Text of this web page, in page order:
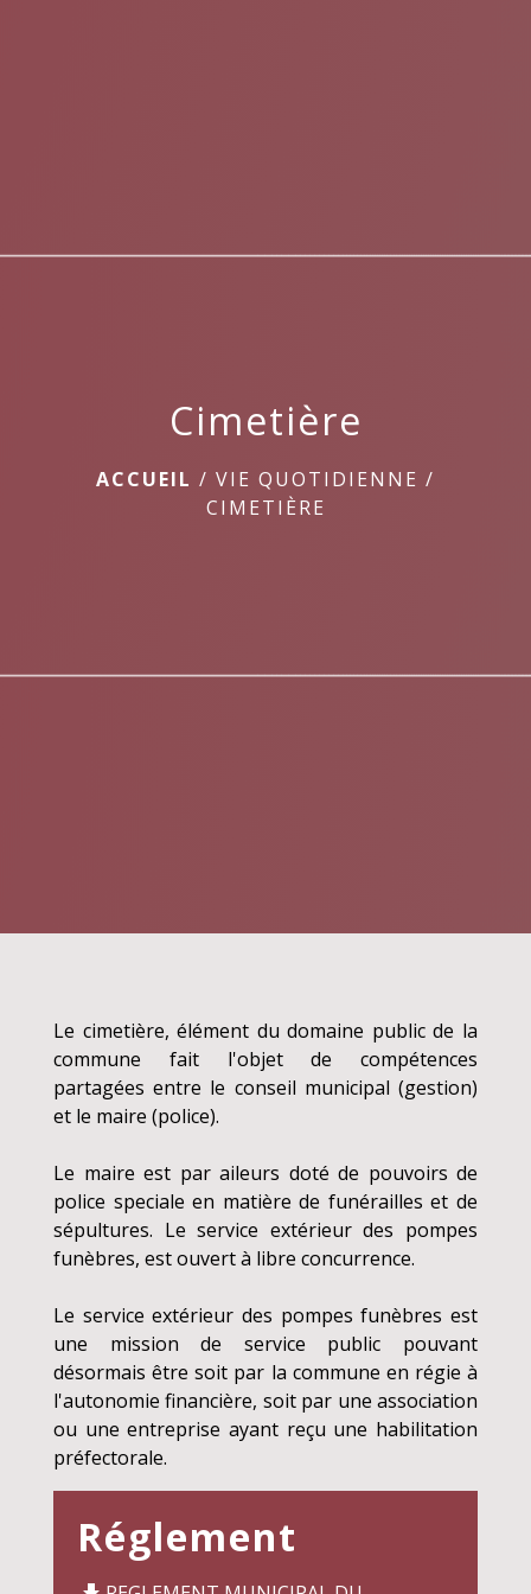
Cimetière
ACCUEIL / VIE QUOTIDIENNE /
CIMETIÈRE
Le cimetière, élément du domaine public de la
commune fait l'objet de compétences
partagées entre le conseil municipal (gestion)
et le maire (police).
Le maire est par aileurs doté de pouvoirs de
police speciale en matière de funérailles et de
sépultures. Le service extérieur des pompes
funèbres, est ouvert à libre concurrence.
Le service extérieur des pompes funèbres est
une mission de service public pouvant
désormais être soit par la commune en régie à
l'autonomie financière, soit par une association
ou une entreprise ayant reçu une habilitation
préfectorale.
Réglement